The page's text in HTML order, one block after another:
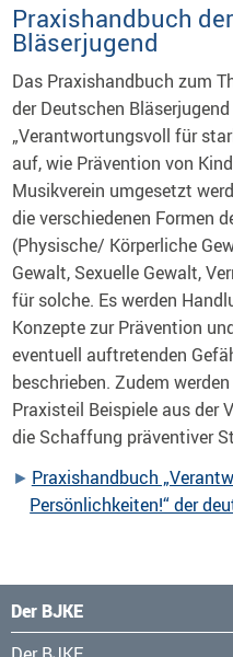
Praxishandbuch
Bläserjugend
Das Praxishandbuch zum
der Deutschen
„Verantwortungsvoll für
auf, wie Prävention von
Musikverein umgesetzt
die verschiedenen Formen
(Physische/ Körperliche
Gewalt, Sexuelle Gewalt,
für solche. Es werden
Konzepte zur Prävention
eventuell auftretenden
beschrieben. Zudem
Praxisteil Beispiele aus der
die Schaffung präventiver
Praxishandbuch
Persönlichkeiten!“ der
Der BJKE